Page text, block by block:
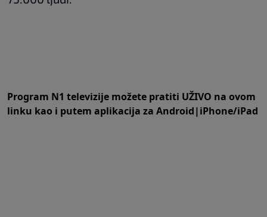
Program N1 televizije možete pratiti UŽIVO na ovom
linku kao i putem aplikacija za Android|iPhone/iPad